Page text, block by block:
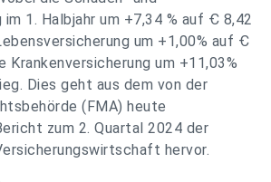
1. Halbjahr um +7,34 % auf Ꞓ 8,42
um +1,00% auf Ꞓ
Krankenversicherung um +11,03%
Dies geht aus dem von der
(FMA) heute
zum 2. Quartal 2024 der
hervor.